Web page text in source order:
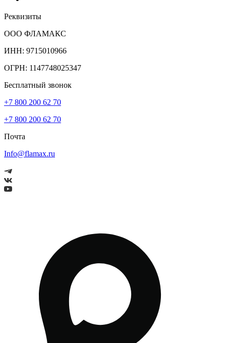
Реквизиты
ООО ФЛАМАКС
ИНН: 9715010966
ОГРН: 1147748025347
Бесплатный звонок
+7 800 200 62 70
+7 800 200 62 70
Почта
Info@flamax.ru